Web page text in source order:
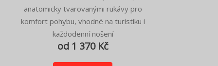
anatomicky tvarovanými rukávy pro
komfort pohybu, vhodné na turistiku i
každodenní nošení
od 1 370 Kč